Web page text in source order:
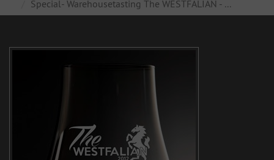
Special- Warehousetasting The WESTFALIAN - ...